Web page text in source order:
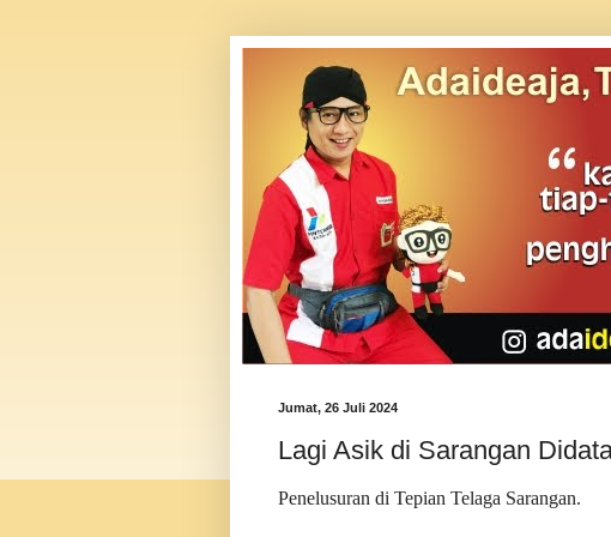
Jumat, 26 Juli 2024
Lagi Asik di Sarangan
Penelusuran di Tepian Telaga Sarangan.